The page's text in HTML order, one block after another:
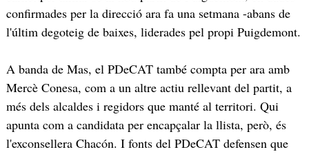
confirmades per la direcció ara fa una setmana -abans de
l'últim degoteig de baixes, liderades pel propi Puigdemont.
A banda de Mas, el PDeCAT també compta per ara amb
Mercè Conesa, com a un altre actiu rellevant del partit, a
més dels alcaldes i regidors que manté al territori. Qui
apunta com a candidata per encapçalar la llista, però, és
l'exconsellera Chacón. I fonts del PDeCAT defensen que